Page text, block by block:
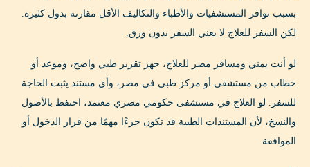
بسبب توافر المستشفيات والأطباء والتكاليف الأقل مقارنة بدول كثيرة.
لكن السفر للعلاج لا يعني السفر بدون ورق.
لو أنت يمني ومسافر مصر للعلاج، جهز تقرير طبي واضح، وموعد أو
خطاب من مستشفى أو مركز طبي في مصر، وأي مستند يثبت الحاجة
للسفر. لو العلاج في مستشفى حكومي مصري معتمد، احتفظ بالأصول
والنسخ، لأن المستندات الطبية قد تكون جزءًا مهمًا من قرار الدخول أو
الموافقة.